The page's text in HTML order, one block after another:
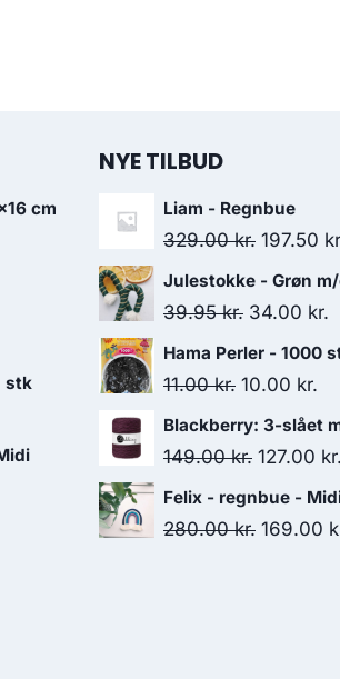
cm
stk
NYE TILBUD
Liam - Regnbue
329.00kr. 197.50
Julestokke - Grøn
39.95kr. 34.00 kr.
Hama Perler - 1000
11.00kr. 10.00 kr.
Blackberry: 3-slået
149.00kr. 127.00 kr.
Felix - regnbue -
280.00kr. 169.00